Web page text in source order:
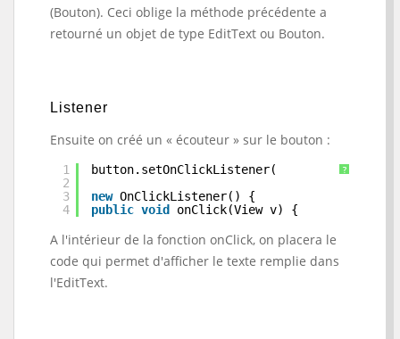
(Bouton). Ceci oblige la méthode précédente a
retourné un objet de type EditText ou Bouton.
Listener
Ensuite on créé un « écouteur » sur le bouton :
?
1
2
3
4
button.setOnClickListener(
new OnClickListener() {
public void onClick(View v) {
A l'intérieur de la fonction onClick, on placera le
code qui permet d'afficher le texte remplie dans
l'EditText.